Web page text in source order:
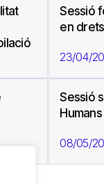
Sessió
en
23/04/
Sessió
08/05/